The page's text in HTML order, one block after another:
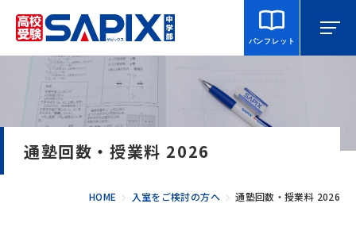
パンフレット
マイページ 相談・見学 校舎を探す
通塾回数・授業料 2026
HOME 入室をご検討の方へ 通塾回数・授業料 2026